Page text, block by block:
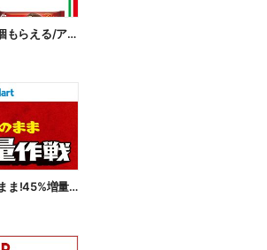
【おトク】1個買うと1個もらえる/アイス
【おトク】お値段そのまま!45%増量作戦!